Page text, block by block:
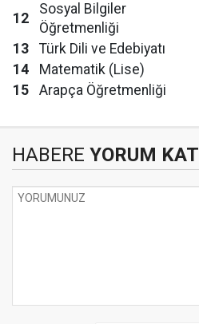
12
Sosyal Bilgiler
Öğretmenliği
13
Türk Dili ve Edebiyatı
14
Matematik (Lise)
15
Arapça Öğretmenliği
HABERE YORUM KAT